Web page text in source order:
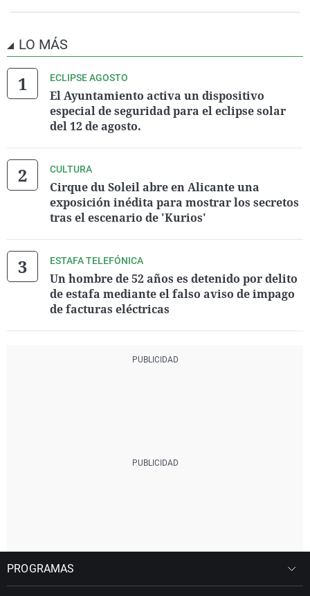
LO MÁS
ECLIPSE AGOSTO
El Ayuntamiento activa un dispositivo
especial de seguridad para el eclipse solar
del 12 de agosto.
CULTURA
Cirque du Soleil abre en Alicante una
exposición inédita para mostrar los secretos
tras el escenario de 'Kurios'
ESTAFA TELEFÓNICA
Un hombre de 52 años es detenido por delito
de estafa mediante el falso aviso de impago
de facturas eléctricas
PROGRAMAS